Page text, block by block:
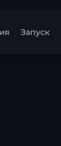
Запуск